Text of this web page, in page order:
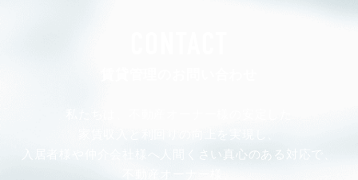
入居者様や仲介会社様へ人間くさい真心のある対応で、